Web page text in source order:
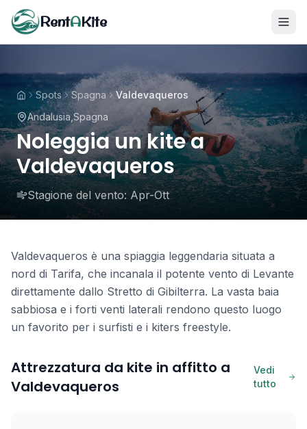
RentAKite
Spots Spagna
Valdevaqueros
Andalusia,Spagna
Noleggia un kite a
Valdevaqueros
Stagione del vento: Apr-Ott
Valdevaqueros è una spiaggia leggendaria situata a
nord di Tarifa, che incanala il potente vento di Levante
direttamente dallo Stretto di Gibilterra. La vasta baia
sabbiosa e i forti venti laterali rendono questo luogo
un favorito per i surfisti e i kiters freestyle.
Attrezzatura da kite in affitto a
Valdevaqueros
Vedi
tutto